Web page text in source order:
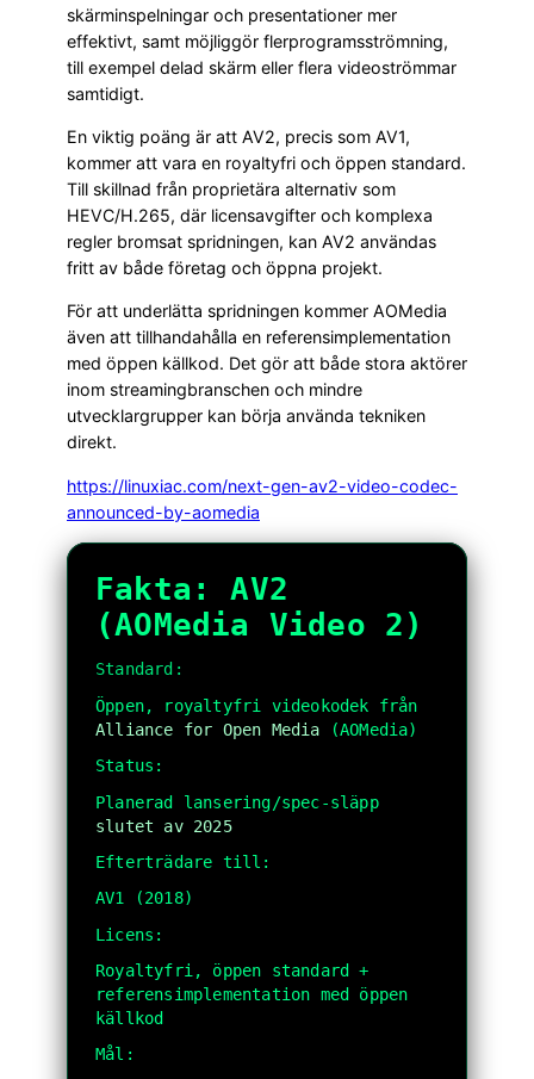
skärminspelningar och presentationer mer
effektivt, samt möjliggör flerprogramsströmning,
till exempel delad skärm eller flera videoströmmar
samtidigt.
En viktig poäng är att AV2, precis som AV1,
kommer att vara en royaltyfri och öppen standard.
Till skillnad från proprietära alternativ som
HEVC/H.265, där licensavgifter och komplexa
regler bromsat spridningen, kan AV2 användas
fritt av både företag och öppna projekt.
För att underlätta spridningen kommer AOMedia
även att tillhandahålla en referensimplementation
med öppen källkod. Det gör att både stora aktörer
inom streamingbranschen och mindre
utvecklargrupper kan börja använda tekniken
direkt.
https://linuxiac.com/next-gen-av2-video-codec-
announced-by-aomedia
Fakta: AV2
(AOMedia Video 2)
Standard:
Öppen, royaltyfri videokodek från
Alliance for Open Media (AOMedia)
Status:
Planerad lansering/spec-släpp
slutet av 2025
Efterträdare till:
AV1 (2018)
Licens:
Royaltyfri, öppen standard +
referensimplementation med öppen
källkod
Mål: